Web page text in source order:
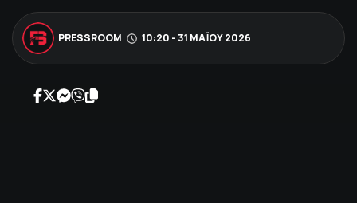
ΕΠΙΚΑΙΡΟΤΗΤΑ
ΠΡΟΓΡΑΜΜΑ
ΒΑΘΜΟΛΟΓΙΕΣ
PRESSROOM 10:20 - 31 ΜΑΪ́ΟΥ 2026